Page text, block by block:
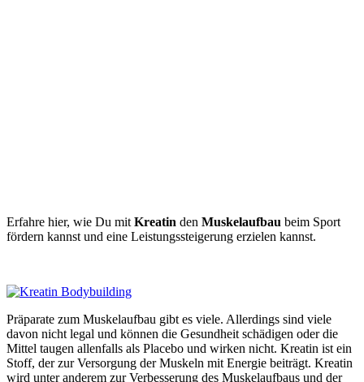
Erfahre hier, wie Du mit Kreatin den Muskelaufbau beim Sport
fördern kannst und eine Leistungssteigerung erzielen kannst.
Präparate zum Muskelaufbau gibt es viele. Allerdings sind viele
davon nicht legal und können die Gesundheit schädigen oder die
Mittel taugen allenfalls als Placebo und wirken nicht. Kreatin ist ein
Stoff, der zur Versorgung der Muskeln mit Energie beiträgt. Kreatin
wird unter anderem zur Verbesserung des Muskelaufbaus und der